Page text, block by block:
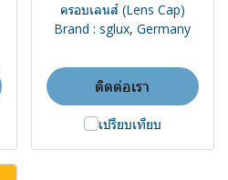
ครอบเลนส์ (Lens Cap)
Brand : sglux, Germany
ติดต่อเรา
เปรียบเทียบ